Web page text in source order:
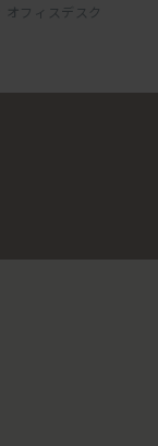
オフィスデスク